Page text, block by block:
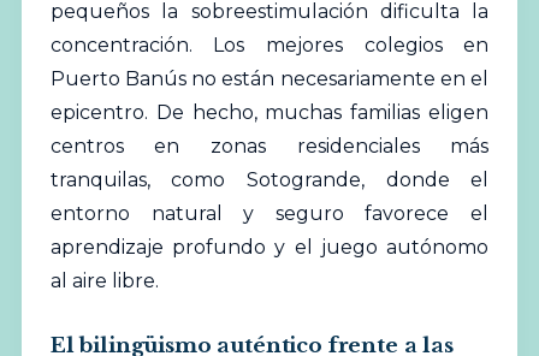
pequeños la sobreestimulación dificulta la
concentración. Los mejores colegios en
Puerto Banús no están necesariamente en el
epicentro. De hecho, muchas familias eligen
centros en zonas residenciales más
tranquilas, como Sotogrande, donde el
entorno natural y seguro favorece el
aprendizaje profundo y el juego autónomo
al aire libre.
El bilingüismo auténtico frente a las